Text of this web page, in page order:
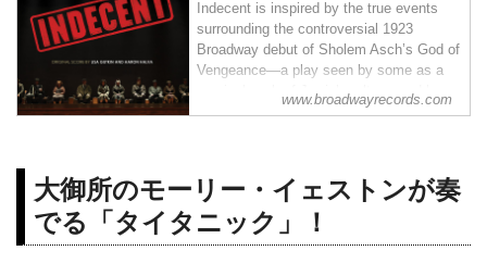
Indecent is inspired by the true events
surrounding the controversial 1923
Broadway debut of Sholem Asch’s God of
Vengeance—a play seen by some as a
seminal work of Jewish culture, and by
others as an act of traitorous libel. The
www.broadwayrecords.com
大御所のモーリー・イェストンが奏
でる「タイタニック」！